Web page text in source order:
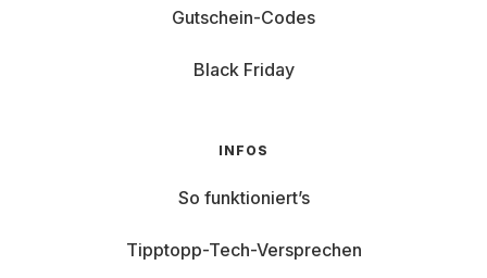
Gutschein-Codes
Black Friday
INFOS
So funktioniert’s
Tipptopp-Tech-Versprechen